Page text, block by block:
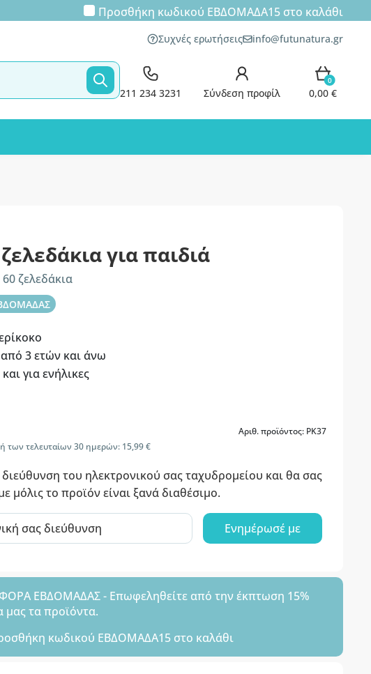
Προσθήκη κωδικού ΕΒΔΟΜΑΔΑ15στο καλάθι
Συχνές ερωτήσεις info@futunatura.gr
211 234 3231 Σύνδεση προφίλ
0
0,00 €
για παιδιά
ζελεδάκια
από 3 ετών και άνω
για ενήλικες
Αριθ. προϊόντος: PK37
των τελευταίων 30 ημερών: 15,99 €
του ηλεκτρονικού σας ταχυδρομείου και θα σας
μόλις το προϊόν είναι ξανά διαθέσιμο.
Ενημέρωσέ με
ΕΒΔΟΜΑΔΑΣ - Επωφεληθείτε από την έκπτωση 15%
μας τα προϊόντα.
κωδικού ΕΒΔΟΜΑΔΑ15 στο καλάθι